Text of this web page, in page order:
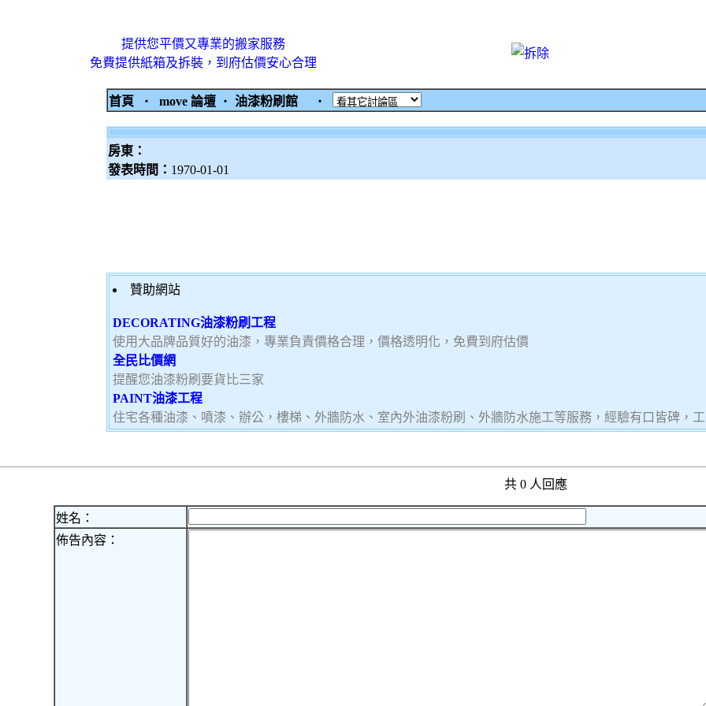
提供您平價又專業的搬家服務
免費提供紙箱及拆裝，到府估價安心合理
首頁 ‧ move 論壇 ‧ 油漆粉刷館 ‧
房東：
發表時間： 1970-01-01
贊助網站
DECORATING油漆粉刷工程
使用大品牌品質好的油漆，專業負責價格合理，價格透明化，免費到府估價
全民比價網
提醒您油漆粉刷要貨比三家
PAINT油漆工程
住宅各種油漆、噴漆、辦公，樓梯、外牆防水、室內外油漆粉刷、外牆防水施工等服務，經驗有口皆碑，
共 0 人回應
姓名：
佈告內容：